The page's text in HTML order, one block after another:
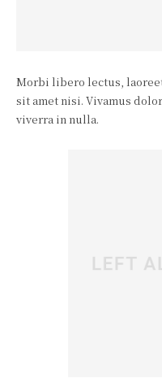
Morbi libero lectus,
sit amet nisi. Vivamus
viverra in nulla.